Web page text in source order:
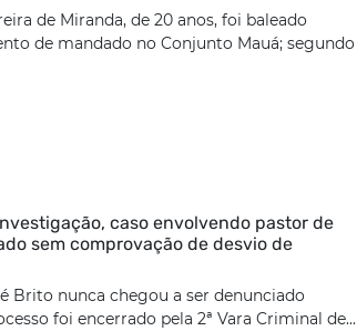
de Miranda, de 20 anos, foi baleado
de mandado no Conjunto Mauá; segundo
caso envolvendo pastor de
sem comprovação de desvio de
Brito nunca chegou a ser denunciado
foi encerrado pela 2ª Vara Criminal de...